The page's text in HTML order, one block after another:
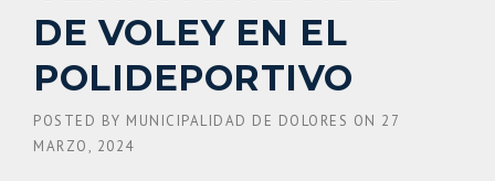
DE VOLEY EN EL
POLIDEPORTIVO
POSTED BY MUNICIPALIDAD DE DOLORES ON 27
MARZO, 2024